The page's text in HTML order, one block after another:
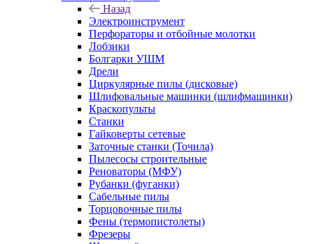
Назад
Электроинструмент
Перфораторы и отбойные молотки
Лобзики
Болгарки УШМ
Дрели
Циркулярные пилы (дисковые)
Шлифовальные машинки (шлифмашинки)
Краскопульты
Станки
Гайковерты сетевые
Заточные станки (Точила)
Пылесосы строительные
Реноваторы (МФУ)
Рубанки (фуганки)
Сабельные пилы
Торцовочные пилы
Фены (термопистолеты)
Фрезеры